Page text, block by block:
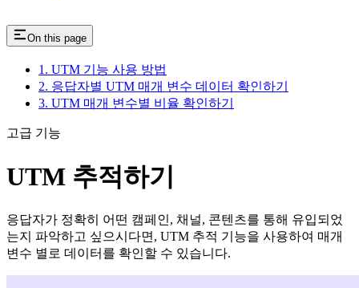
On this page
1. UTM 기능 사용 방법
2. 응답자별 UTM 매개 변수 데이터 확인하기
3. UTM 매개 변수별 비율 확인하기
고급 기능
UTM 추적하기
응답자가 정확히 어떤 캠페인, 채널, 콘텐츠를 통해 유입되었
는지 파악하고 싶으시다면, UTM 추적 기능을 사용하여 매개
변수 별로 데이터를 확인할 수 있습니다.